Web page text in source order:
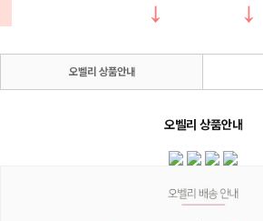
오벨리 상품안내
오벨리 상품안내